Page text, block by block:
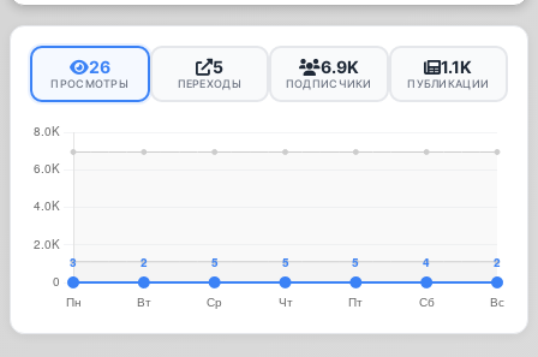
26
ПРОСМОТРЫ
5
ПЕРЕХОДЫ
6.9K
ПОДПИСЧИКИ
1.1K
ПУБЛИКАЦИИ